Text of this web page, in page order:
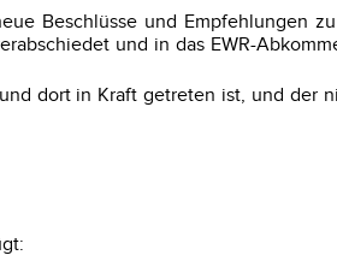
Beschlüsse und Empfehlungen
und in das EWR-
dort in Kraft getreten ist, und der